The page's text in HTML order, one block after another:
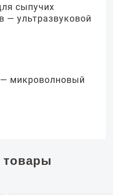
сыпучих
— ультразвуковой
— микроволновый